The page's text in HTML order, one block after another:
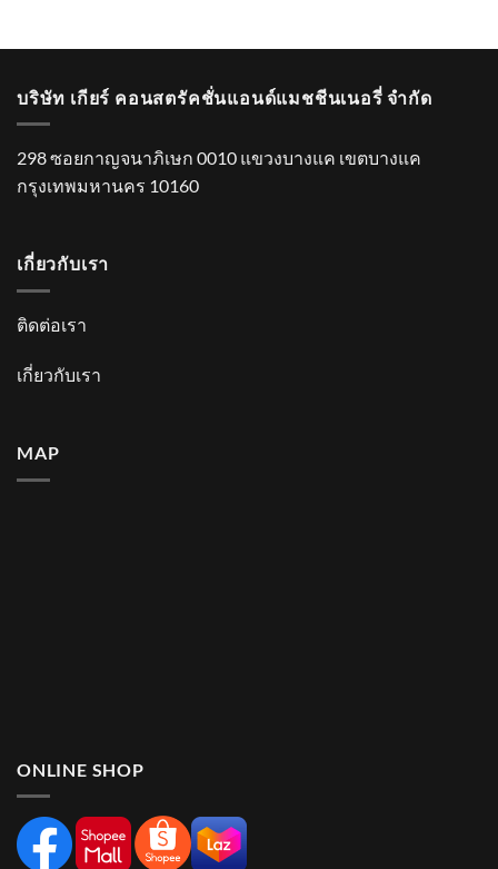
บริษัท เกียร์ คอนสตรัคชั่นแอนด์แมชชีนเนอรี่ จำกัด
298 ซอยกาญจนาภิเษก 0010 แขวงบางแค เขตบางแค
กรุงเทพมหานคร 10160
เกี่ยวกับเรา
ติดต่อเรา
เกี่ยวกับเรา
MAP
ONLINE SHOP